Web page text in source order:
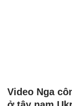
Video Nga